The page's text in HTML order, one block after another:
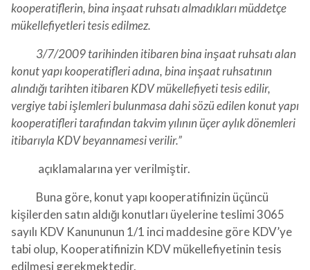
kooperatiflerin, bina inşaat ruhsatı almadıkları müddetçe
mükellefiyetleri tesis edilmez.
3/7/2009 tarihinden itibaren bina inşaat ruhsatı alan
konut yapı kooperatifleri adına, bina inşaat ruhsatının
alındığı tarihten itibaren KDV mükellefiyeti tesis edilir,
vergiye tabi işlemleri bulunmasa dahi sözü edilen konut yapı
kooperatifleri tarafından takvim yılının üçer aylık dönemleri
itibarıyla KDV beyannamesi verilir.”
açıklamalarına yer verilmiştir.
Buna göre, konut yapı kooperatifinizin üçüncü
kişilerden satın aldığı konutları üyelerine teslimi 3065
sayılı KDV Kanununun 1/1 inci maddesine göre KDV’ye
tabi olup, Kooperatifinizin KDV mükellefiyetinin tesis
edilmesi gerekmektedir.